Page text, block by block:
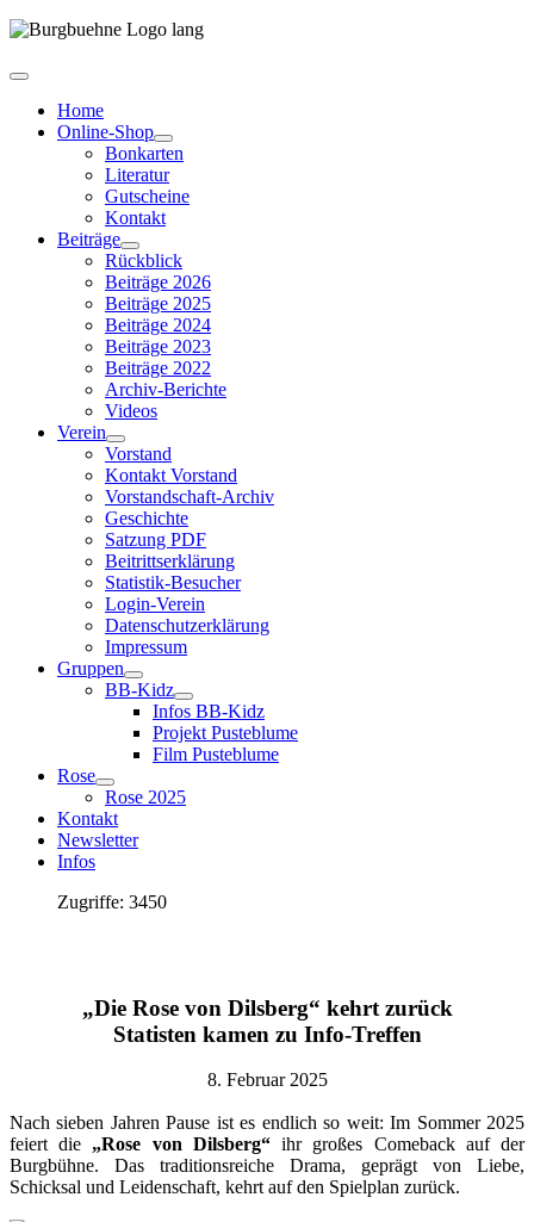
Home
Online-Shop
Bonkarten
Literatur
Gutscheine
Kontakt
Beiträge
Rückblick
Beiträge 2026
Beiträge 2025
Beiträge 2024
Beiträge 2023
Beiträge 2022
Archiv-Berichte
Videos
Verein
Vorstand
Kontakt Vorstand
Vorstandschaft-Archiv
Geschichte
Satzung PDF
Beitrittserklärung
Statistik-Besucher
Login-Verein
Datenschutzerklärung
Impressum
Gruppen
BB-Kidz
Infos BB-Kidz
Projekt Pusteblume
Film Pusteblume
Rose
Rose 2025
Kontakt
Newsletter
Infos
Zugriffe: 3450
„Die Rose von Dilsberg“ kehrt zurück
Statisten kamen zu Info-Treffen
8. Februar 2025
Nach sieben Jahren Pause ist es endlich so weit: Im Sommer 2025
feiert die „Rose von Dilsberg“ihr großes Comeback auf der
Burgbühne. Das traditionsreiche Drama, geprägt von Liebe,
Schicksal und Leidenschaft, kehrt auf den Spielplan zurück.